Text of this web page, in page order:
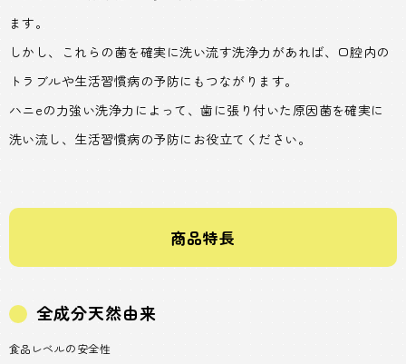
ます。
しかし、これらの菌を確実に洗い流す洗浄力があれば、口腔内の
トラブルや生活習慣病の予防にもつながります。
ハニeの力強い洗浄力によって、歯に張り付いた原因菌を確実に
洗い流し、生活習慣病の予防にお役立てください。
商品特長
全成分天然由来
食品レベルの安全性